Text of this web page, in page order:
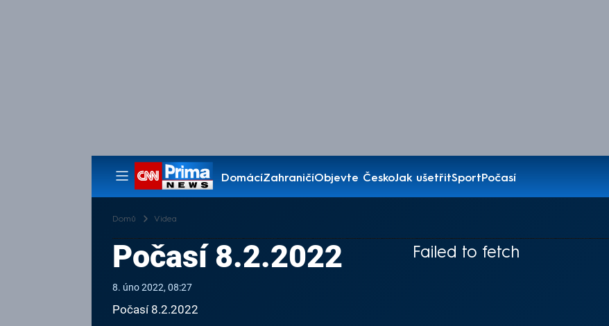
DomácíZahraničíObjevte ČeskoJak ušetřitSportPočasí
Pořady
Domů Videa
Failed to fetch
Počasí 8.2.2022
8. úno 2022, 08:27
Počasí 8.2.2022